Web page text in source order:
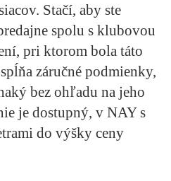
Stačí, aby ste
spolu s klubovou
pri ktorom bola táto
záručné podmienky,
bez ohľadu na jeho
je dostupný, v NAY s
do výšky ceny